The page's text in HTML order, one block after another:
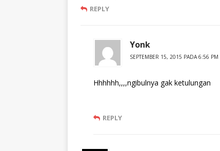
REPLY
Yonk
SEPTEMBER 15, 2015 PADA 6:56 PM
Hhhhhh,,,,ngibulnya gak ketulungan
REPLY